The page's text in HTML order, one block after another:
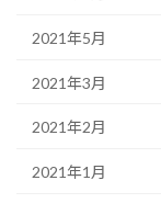
2021年5月
2021年3月
2021年2月
2021年1月